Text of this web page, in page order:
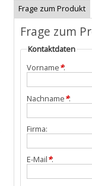
Frage zum Produkt
Frage zum
Kontaktdaten
Vorname*:
Nachname*:
Firma:
E-Mail*: